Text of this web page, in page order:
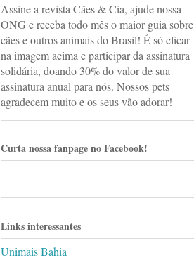
Assine a revista Cães & Cia, ajude nossa
ONG e receba todo mês o maior guia sobre
cães e outros animais do Brasil! É só clicar
na imagem acima e participar da assinatura
solidária, doando 30% do valor de sua
assinatura anual para nós. Nossos pets
agradecem muito e os seus vão adorar!
Curta nossa fanpage no Facebook!
Links interessantes
Unimais Bahia